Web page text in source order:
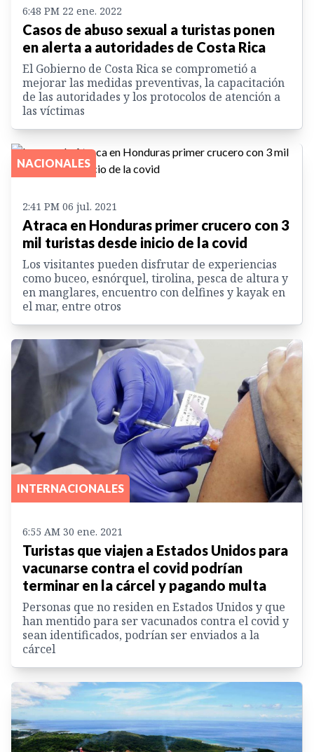
6:48 PM 22 ene. 2022
Casos de abuso sexual a turistas ponen
en alerta a autoridades de Costa Rica
El Gobierno de Costa Rica se comprometió a
mejorar las medidas preventivas, la capacitación
de las autoridades y los protocolos de atención a
las víctimas
NACIONALES
2:41 PM 06 jul. 2021
Atraca en Honduras primer crucero con 3
mil turistas desde inicio de la covid
Los visitantes pueden disfrutar de experiencias
como buceo, esnórquel, tirolina, pesca de altura y
en manglares, encuentro con delfines y kayak en
el mar, entre otros
INTERNACIONALES
6:55 AM 30 ene. 2021
Turistas que viajen a Estados Unidos para
vacunarse contra el covid podrían
terminar en la cárcel y pagando multa
Personas que no residen en Estados Unidos y que
han mentido para ser vacunados contra el covid y
sean identificados, podrían ser enviados a la
cárcel